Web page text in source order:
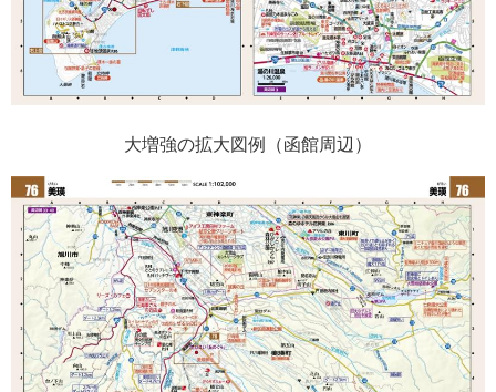
大増強の拡大図例（函館周辺）